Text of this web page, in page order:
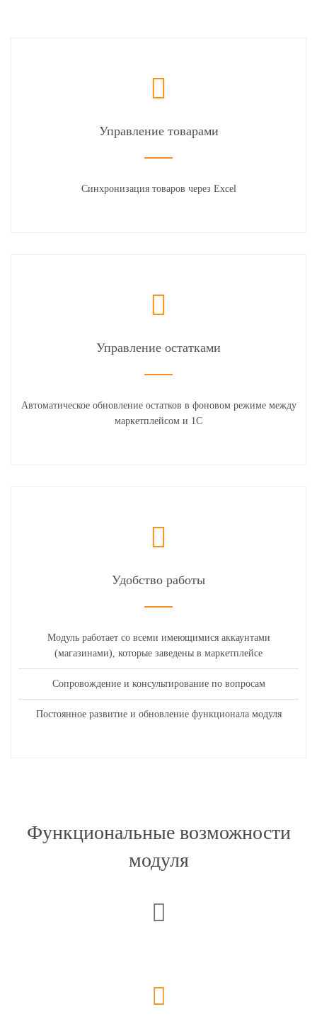
Управление товарами
Синхронизация товаров через Excel
Управление остатками
Автоматическое обновление остатков в фоновом режиме между
маркетплейсом и 1С
Удобство работы
Модуль работает со всеми имеющимися аккаунтами
(магазинами), которые заведены в маркетплейсе
Сопровождение и консультирование по вопросам
Постоянное развитие и обновление функционала модуля
Функциональные возможности
модуля